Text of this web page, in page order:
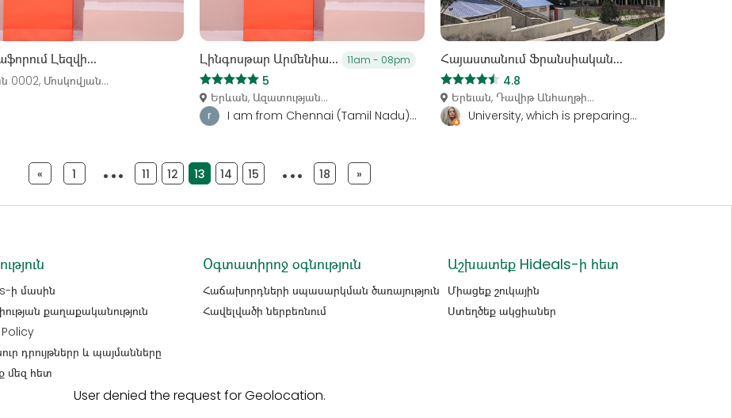
Լեզվի...
0002, Մոսկովյան...
Լինգոսթար Արմենիա... 11am - 08pm
5
Երևան, Ազատության...
I am from Chennai (Tamil Nadu)...
Հայաստանում Ֆրանսիական...
4.8
Երեւան, Դավիթ Անհաղթի...
University, which is preparing...
« 1 10 11 12 13 14 15 16 18 »
ի մասին
քաղաքականություն
դրույթներր և պայմանները
մեզ հետ
Օգտատիրոջ օգնություն
Հաճախորդների սպասարկման ծառայություն
Հավելվածի ներբեռնում
Աշխատեք Hideals-ի հետ
Միացեք շուկային
Ստեղծեք ակցիաներ
User denied the request for Geolocation.